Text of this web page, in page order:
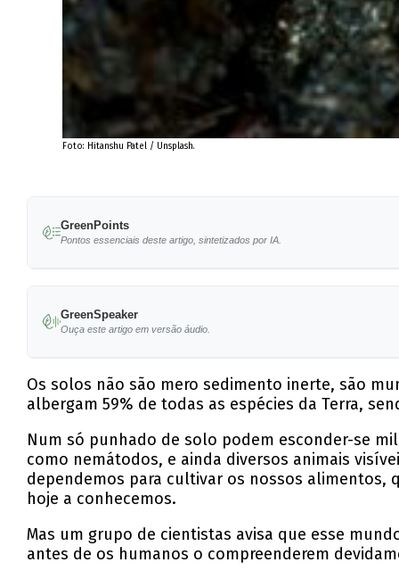
Foto: Hitanshu Patel / Unsplash.
GreenPoints
Pontos essenciais deste artigo, sintetizados por IA.
Cientistas alertam que uma em cada cinco
As alterações no uso do solo e o uso de
A investigação revela que 20% das 8.653
conservação.
Os especialistas defendem a inclusão de
organismos essenciais.
GreenSpeaker
Ouça este artigo em versão áudio.
Os solos não são mero sedimento inerte, são
albergam 59% de todas as espécies da Terra,
Num só punhado de solo podem esconder-se
como nemátodos, e ainda diversos animais
dependemos para cultivar os nossos alimentos,
hoje a conhecemos.
Mas um grupo de cientistas avisa que esse
antes de os humanos o compreenderem